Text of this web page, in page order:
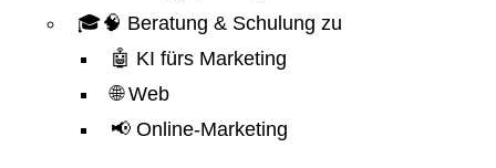
🎓🧠 Beratung & Schulung zu
🤖 KI fürs Marketing
🌐 Web
📢 Online-Marketing